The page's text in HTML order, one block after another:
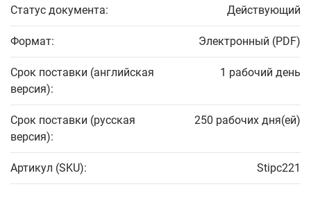
Статус документа: Действующий
Формат: Электронный (PDF)
Срок поставки (английская
версия):
1 рабочий день
Срок поставки (русская
версия):
250 рабочих дня(ей)
Артикул (SKU): Stipc221